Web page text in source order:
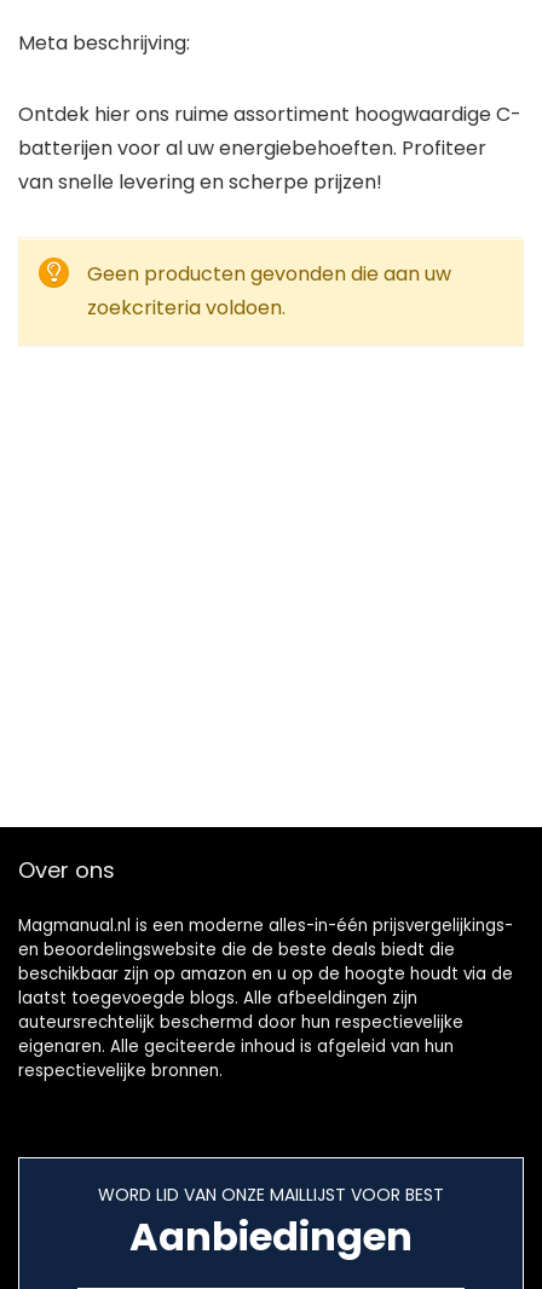
Meta beschrijving:
Ontdek hier ons ruime assortiment hoogwaardige C-
batterijen voor al uw energiebehoeften. Profiteer
van snelle levering en scherpe prijzen!
Geen producten gevonden die aan uw
zoekcriteria voldoen.
Over ons
Magmanual.nl is een moderne alles-in-één prijsvergelijkings-
en beoordelingswebsite die de beste deals biedt die
beschikbaar zijn op amazon en u op de hoogte houdt via de
laatst toegevoegde blogs. Alle afbeeldingen zijn
auteursrechtelijk beschermd door hun respectievelijke
eigenaren. Alle geciteerde inhoud is afgeleid van hun
respectievelijke bronnen.
WORD LID VAN ONZE MAILLIJST VOOR BEST
Aanbiedingen